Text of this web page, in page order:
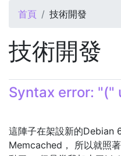
您在這裡
首頁 技術開發
技術開發
Syntax error: "("
這陣子在架設新的Debian
Memcached， 所以就照